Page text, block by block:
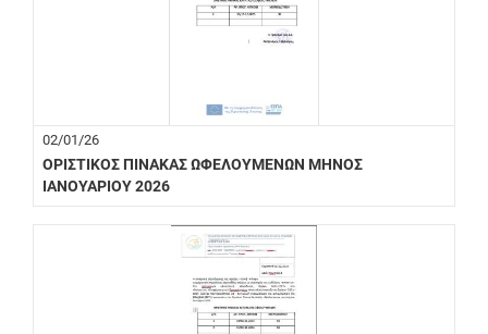
02/01/26
ΟΡΙΣΤΙΚΟΣ ΠΙΝΑΚΑΣ ΩΦΕΛΟΥΜΕΝΩΝ ΜΗΝΟΣ
ΙΑΝΟΥΑΡΙΟΥ 2026